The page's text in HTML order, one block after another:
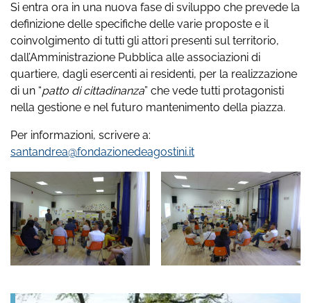
Si entra ora in una nuova fase di sviluppo che prevede la
definizione delle specifiche delle varie proposte e il
coinvolgimento di tutti gli attori presenti sul territorio,
dall’Amministrazione Pubblica alle associazioni di
quartiere, dagli esercenti ai residenti, per la realizzazione
di un “patto di cittadinanza” che vede tutti protagonisti
nella gestione e nel futuro mantenimento della piazza.
Per informazioni, scrivere a:
santandrea@fondazionedeagostini.it